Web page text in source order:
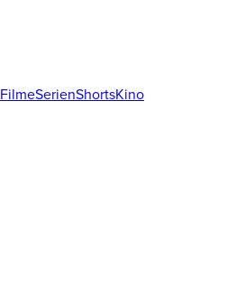
FilmeSerienShortsKino